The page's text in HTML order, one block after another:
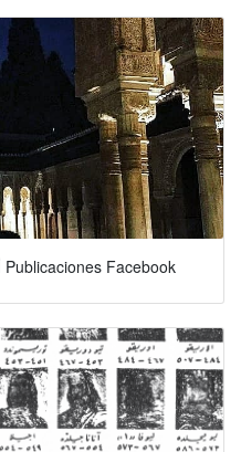
أقرط بة الغراء هل لي أو ب ة Publicaciones Facebook